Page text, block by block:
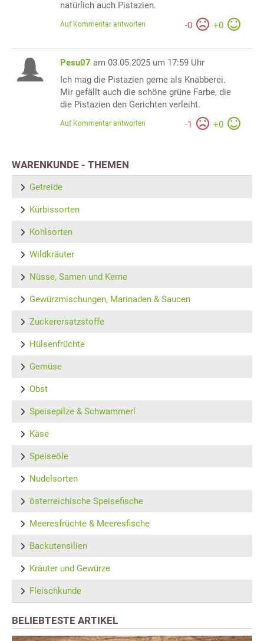
natürlich auch Pistazien.
-0 +0
Auf Kommentar antworten
Pesu07 am 03.05.2025 um 17:59 Uhr
Ich mag die Pistazien gerne als Knabberei.
Mir gefällt auch die schöne grüne Farbe, die
die Pistazien den Gerichten verleiht.
-1 +0
Auf Kommentar antworten
WARENKUNDE - THEMEN
Getreide
Kürbissorten
Kohlsorten
Wildkräuter
Nüsse, Samen und Kerne
Gewürzmischungen, Marinaden & Saucen
Zuckerersatzstoffe
Hülsenfrüchte
Gemüse
Obst
Speisepilze & Schwammerl
Käse
Speiseöle
Nudelsorten
österreichische Speisefische
Meeresfrüchte & Meeresfische
Backutensilien
Kräuter und Gewürze
Fleischkunde
BELIEBTESTE ARTIKEL